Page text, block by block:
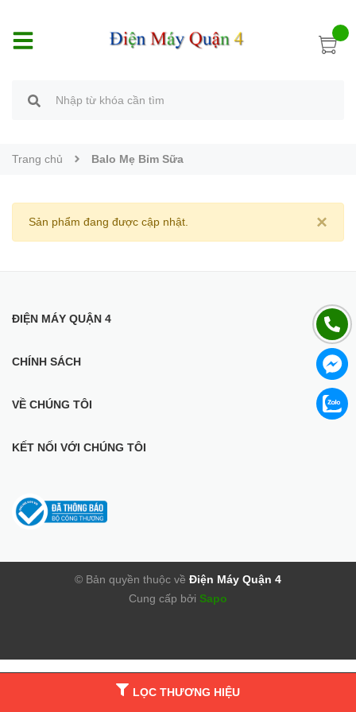
Trang chủ Balo Mẹ Bỉm Sữa
×
Sản phẩm đang được cập nhật.
LỌC THƯƠNG HIỆU
ĐIỆN MÁY QUẬN 4
CHÍNH SÁCH
VỀ CHÚNG TÔI
KẾT NỐI VỚI CHÚNG TÔI
© Bản quyền thuộc về Điện Máy Quận 4
Cung cấp bởi Sapo